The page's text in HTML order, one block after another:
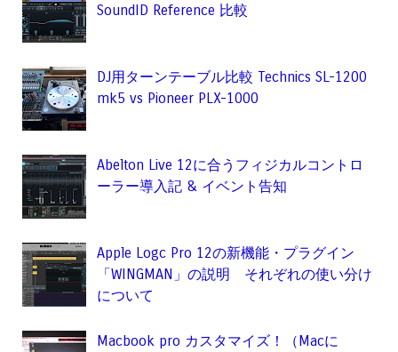
SoundID Reference 比較
DJ用ターンテーブル比較 Technics SL-1200
mk5 vs Pioneer PLX-1000
Abelton Live 12に合うフィジカルコントロ
ーラー導入記 & イベント告知
Apple Logc Pro 12の新機能・プラグイン
「WINGMAN」の説明 それぞれの使い分け
について
Macbook pro カスタマイズ！（Macに